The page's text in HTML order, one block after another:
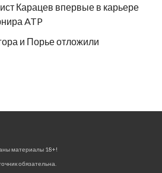
Карацев впервые в карьере
ATP
и Порье отложили
материалы 18+!
обязательна.